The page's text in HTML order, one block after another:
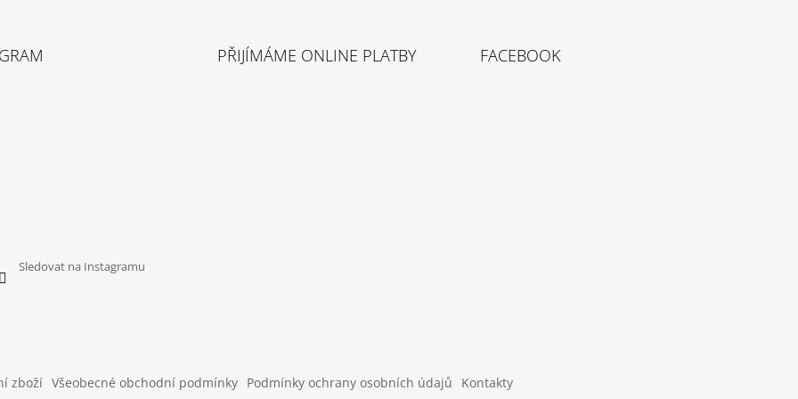
Sledovat na Instagramu
PŘIJÍMÁME ONLINE PLATBY FACEBOOK
zboží Všeobecné obchodní podmínky Podmínky ochrany osobních údajů Kontakty